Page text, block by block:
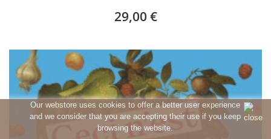
Our webstore uses cookies to offer a better user experience
and we consider that you are accepting their use if you keep
browsing the website.
29,00 €